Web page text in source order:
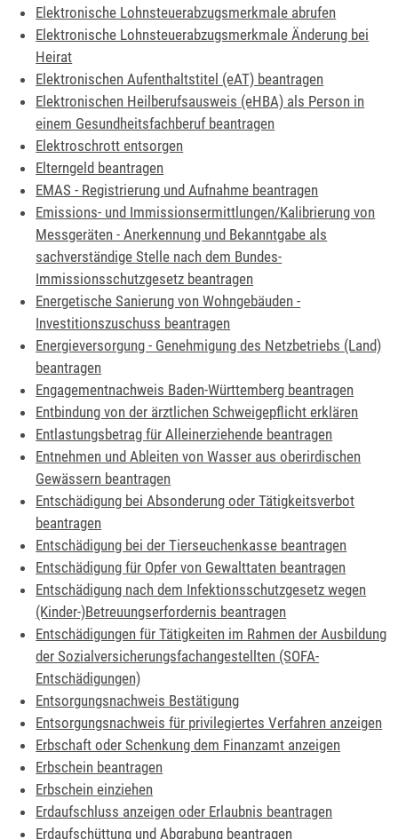
Elektronische Lohnsteuerabzugsmerkmale abrufen
Elektronische Lohnsteuerabzugsmerkmale Änderung bei
Heirat
Elektronischen Aufenthaltstitel (eAT) beantragen
Elektronischen Heilberufsausweis (eHBA) als Person in
einem Gesundheitsfachberuf beantragen
Elektroschrott entsorgen
Elterngeld beantragen
EMAS - Registrierung und Aufnahme beantragen
Emissions- und Immissionsermittlungen/Kalibrierung von
Messgeräten - Anerkennung und Bekanntgabe als
sachverständige Stelle nach dem Bundes-
Immissionsschutzgesetz beantragen
Energetische Sanierung von Wohngebäuden -
Investitionszuschuss beantragen
Energieversorgung - Genehmigung des Netzbetriebs (Land)
beantragen
Engagementnachweis Baden-Württemberg beantragen
Entbindung von der ärztlichen Schweigepflicht erklären
Entlastungsbetrag für Alleinerziehende beantragen
Entnehmen und Ableiten von Wasser aus oberirdischen
Gewässern beantragen
Entschädigung bei Absonderung oder Tätigkeitsverbot
beantragen
Entschädigung bei der Tierseuchenkasse beantragen
Entschädigung für Opfer von Gewalttaten beantragen
Entschädigung nach dem Infektionsschutzgesetz wegen
(Kinder-)Betreuungserfordernis beantragen
Entschädigungen für Tätigkeiten im Rahmen der Ausbildung
der Sozialversicherungsfachangestellten (SOFA-
Entschädigungen)
Entsorgungsnachweis Bestätigung
Entsorgungsnachweis für privilegiertes Verfahren anzeigen
Erbschaft oder Schenkung dem Finanzamt anzeigen
Erbschein beantragen
Erbschein einziehen
Erdaufschluss anzeigen oder Erlaubnis beantragen
Erdaufschüttung und Abgrabung beantragen